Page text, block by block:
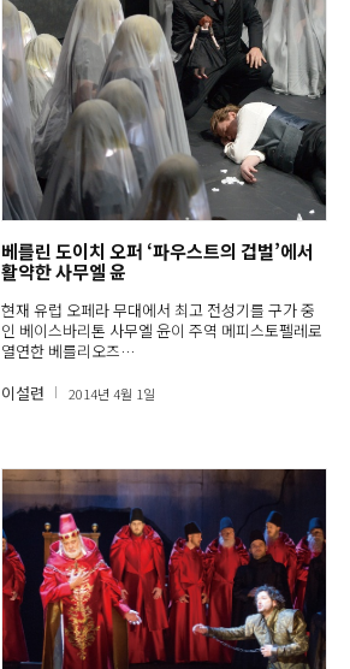
베를린 도이치 오퍼 ‘파우스트의 겁벌’에서
활약한 사무엘 윤
현재 유럽 오페라 무대에서 최고 전성기를 구가 중
인 베이스바리톤 사무엘 윤이 주역 메피스토펠레로
열연한 베를리오즈…
이설련
2014년 4월 1일